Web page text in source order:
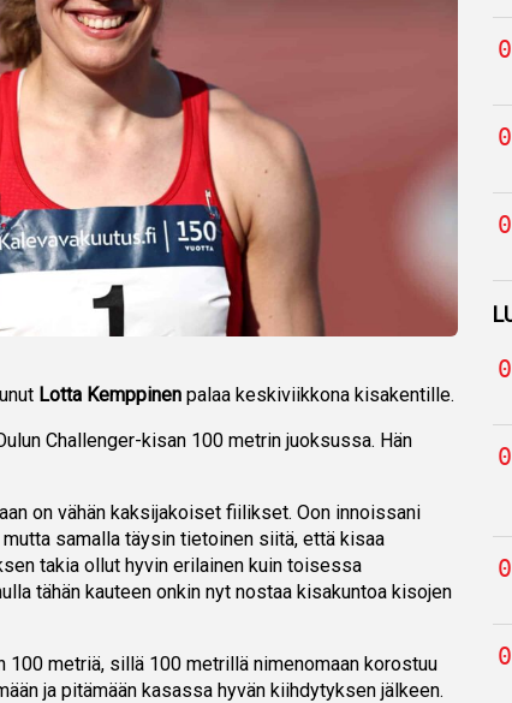
Lotta Kemppinen palaa keskiviikkona kisakentille.
Challenger-kisan 100 metrin juoksussa. Hän
on vähän kaksijakoiset fiilikset. Oon innoissani
samalla täysin tietoinen siitä, että kisaa
takia ollut hyvin erilainen kuin toisessa
tähän kauteen onkin nyt nostaa kisakuntoa kisojen
metriä, sillä 100 metrillä nimenomaan korostuu
ja pitämään kasassa hyvän kiihdytyksen jälkeen.